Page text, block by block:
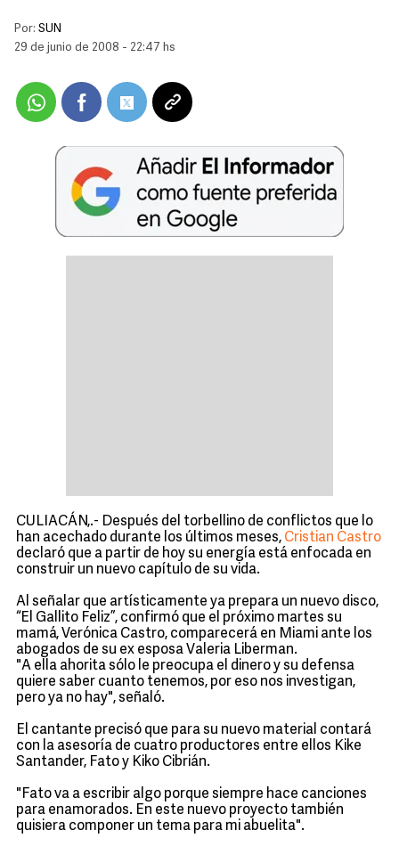
Por: SUN
29 de junio de 2008 - 22:47 hs
CULIACÁN,.- Después del torbellino de conflictos que lo
han acechado durante los últimos meses, Cristian Castro
declaró que a partir de hoy su energía está enfocada en
construir un nuevo capítulo de su vida.
Al señalar que artísticamente ya prepara un nuevo disco,
“El Gallito Feliz”, confirmó que el próximo martes su
mamá, Verónica Castro, comparecerá en Miami ante los
abogados de su ex esposa Valeria Liberman.
"A ella ahorita sólo le preocupa el dinero y su defensa
quiere saber cuanto tenemos, por eso nos investigan,
pero ya no hay", señaló.
El cantante precisó que para su nuevo material contará
con la asesoría de cuatro productores entre ellos Kike
Santander, Fato y Kiko Cibrián.
"Fato va a escribir algo porque siempre hace canciones
para enamorados. En este nuevo proyecto también
quisiera componer un tema para mi abuelita".